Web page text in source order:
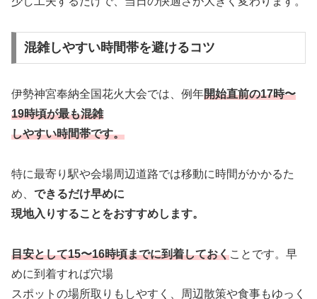
混雑しやすい時間帯を避けるコツ
伊勢神宮奉納全国花火大会では、例年開始直前の17時〜
19時頃が最も混雑
しやすい時間帯です。
特に最寄り駅や会場周辺道路では移動に時間がかかるた
め、 できるだけ早めに
現地入りすることをおすすめします。
目安として15〜16時頃までに到着しておくことです。早
めに到着すれば穴場
スポットの場所取りもしやすく、周辺散策や食事もゆっく